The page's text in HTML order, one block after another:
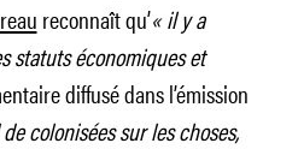
reconnaît qu’« il y a
statuts économiques et
diffusé dans l’émission
colonisées sur les choses,